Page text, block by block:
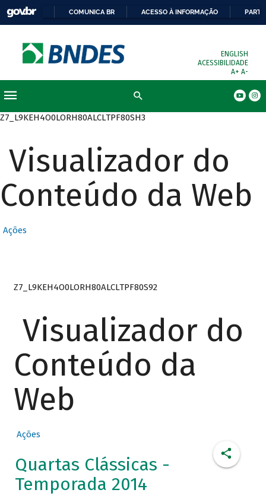
COMUNICA BR ACESSO À INFORMAÇÃO
ENGLISH
ACESSIBILIDADE
A+ A-
Z7_L9KEH4O0LORH80ALCLTPF80SH3
Visualizador do
Conteúdo da Web
Ações
Z7_L9KEH4O0LORH80ALCLTPF80S92
Visualizador do
Conteúdo da
Web
Ações
Quartas Clássicas -
Temporada 2014